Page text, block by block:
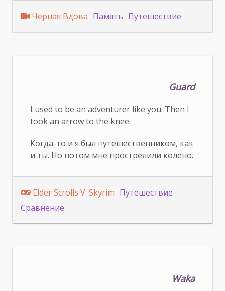
Черная Вдова Память Путешествие
Guard
I used to be an adventurer like you. Then I
took an arrow to the knee.
Когда-то и я был путешественником, как
и ты. Но потом мне прострелили колено.
Elder Scrolls V: Skyrim Путешествие
Сравнение
Waka